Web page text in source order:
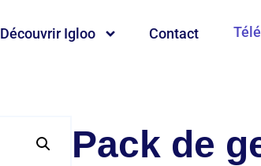
Découvrir Igloo Contact
Pack de